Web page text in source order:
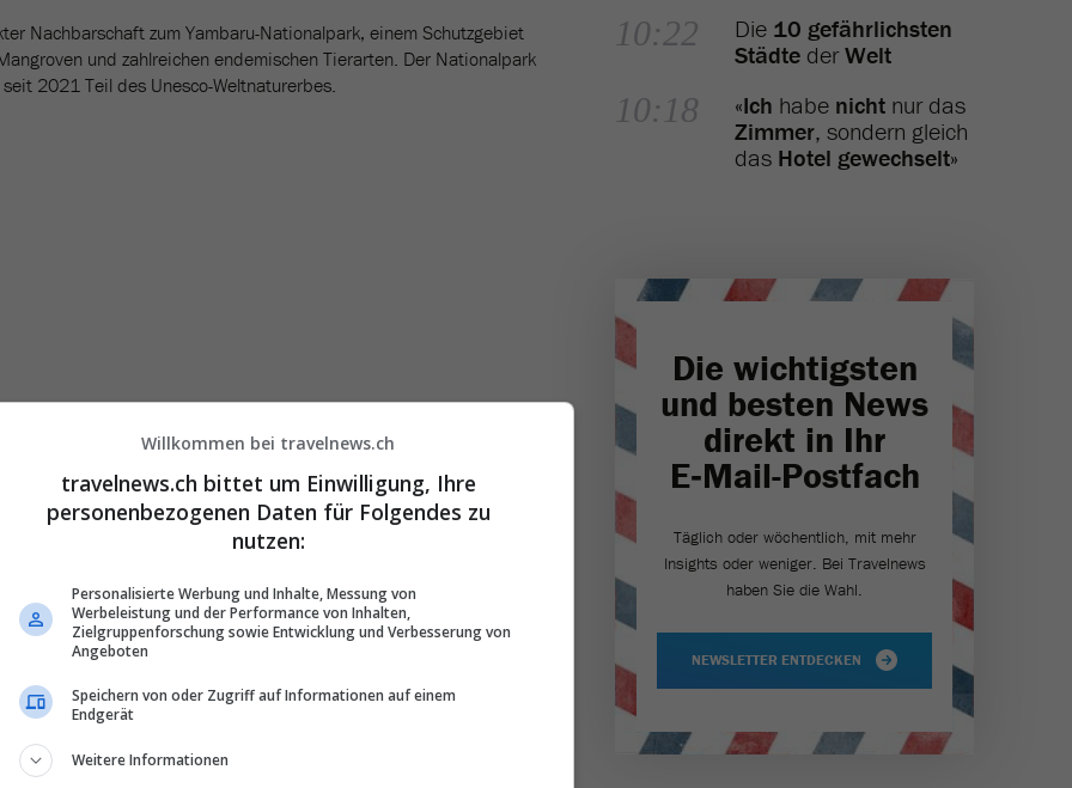
Nachbarschaft zum Yambaru-Nationalpark, einem Schutzgebiet
und zahlreichen endemischen Tierarten. Der Nationalpark
2021 Teil des Unesco-Weltnaturerbes.
10:22 Die 10 gefährlichsten
Städte derWelt
10:18 «Ich habe nicht nur das
Zimmer, sondern gleich
das Hotel gewechselt»
Die wichtigsten
und besten News
direkt in Ihr
E‑Mail-Postfach
Täglich oder wöchentlich, mit mehr
Insights oder weniger. Bei Travel­news
haben Sie die Wahl.
NEWSLETTER ENTDECKEN
Willkommen bei travelnews.ch
travelnews.ch bittet um Einwilligung, Ihre
personenbezogenen Daten für Folgendes zu
nutzen:
Personalisierte Werbung und Inhalte, Messung von
Werbeleistung und der Performance von Inhalten,
Zielgruppenforschung sowie Entwicklung und Verbesserung von
Angeboten
Speichern von oder Zugriff auf Informationen auf einem
Endgerät
Weitere Informationen